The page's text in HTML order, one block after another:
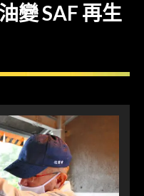
變 SAF 再生